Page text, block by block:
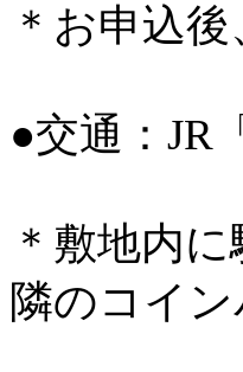
＊お申込
●交通：JR
＊敷地内
隣のコイ